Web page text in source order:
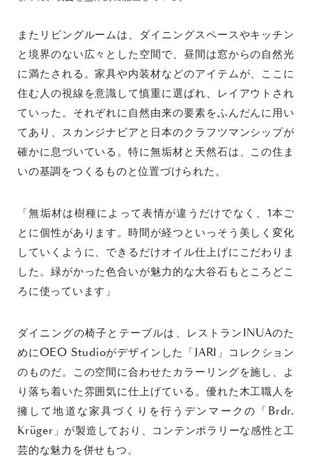
またリビングルームは、ダイニングスペースやキッチン
と境界のない広々とした空間で、昼間は窓からの自然光
に満たされる。家具や内装材などのアイテムが、ここに
住む人の視線を意識して慎重に選ばれ、レイアウトされ
ていった。それぞれに自然由来の要素をふんだんに用い
てあり、スカンジナビアと日本のクラフツマンシップが
確かに息づいている。特に無垢材と天然石は、この住ま
いの基調をつくるものと位置づけられた。
「無垢材は樹種によって表情が違うだけでなく、1本ご
とに個性があります。時間が経つといっそう美しく変化
していくように、できるだけオイル仕上げにこだわりま
した。緑がかった色合いが魅力的な大谷石もところどこ
ろに使っています」
ダイニングの椅子とテーブルは、レストランINUAのた
めにOEO Studioがデザインした「JARI」コレクション
のものだ。この空間に合わせたカラーリングを施し、よ
り落ち着いた雰囲気に仕上げている。優れた木工職人を
擁して地道な家具づくりを行うデンマークの「Brdr.
Krüger」が製造しており、コンテンポラリーな感性と工
芸的な魅力を併せもつ。